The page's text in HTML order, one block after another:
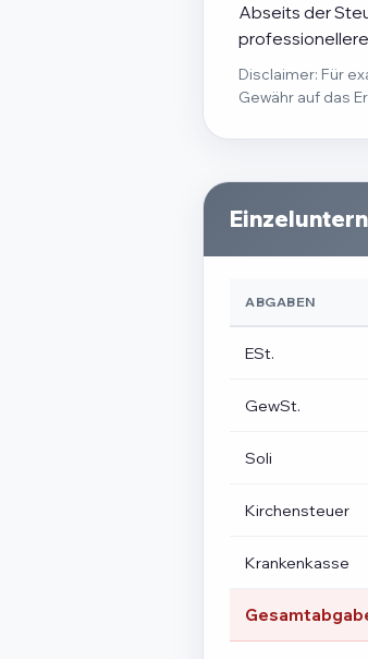
Abseits der
Disclaimer: Für
Gewähr auf das
ABGABEN
ESt.
GewSt.
Soli
Kirchensteuer
Krankenkasse